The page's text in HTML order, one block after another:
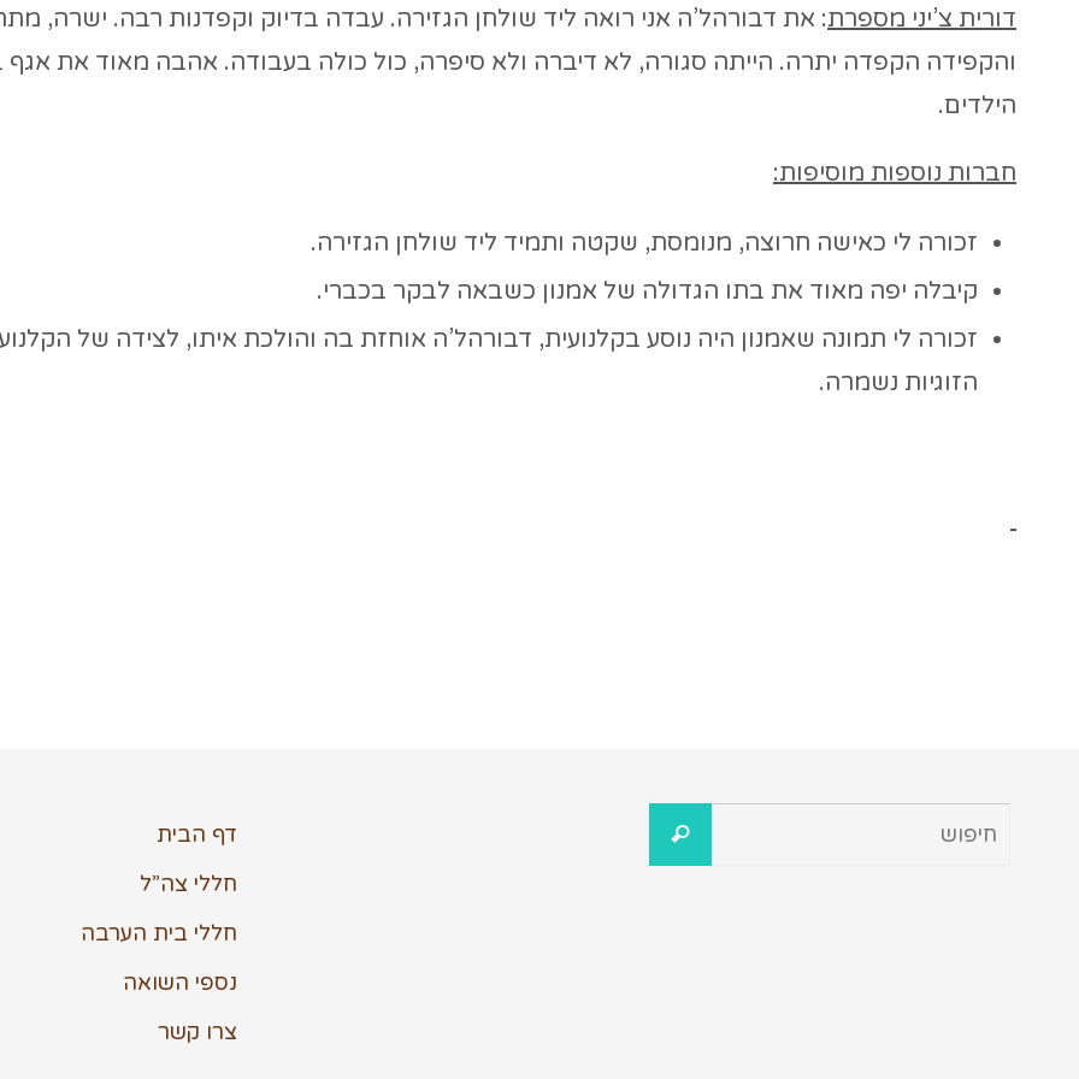
דורית צ’יני מספרת: את דבורהל’ה אני רואה ליד שולחן הגזירה. עבדה בדיוק וקפדנות רבה. ישרה,
והקפידה הקפדה יתרה. הייתה סגורה, לא דיברה ולא סיפרה, כול כולה בעבודה. אהבה מאוד את אגף
הילדים.
חברות נוספות מוסיפות:
זכורה לי כאישה חרוצה, מנומסת, שקטה ותמיד ליד שולחן הגזירה.
קיבלה יפה מאוד את בתו הגדולה של אמנון כשבאה לבקר בכברי.
זכורה לי תמונה שאמנון היה נוסע בקלנועית, דבורהל’ה אוחזת בה והולכת איתו, לצידה של
הזוגיות נשמרה.
דף הבית
חללי צה”ל
חללי בית הערבה
נספי השואה
צרו קשר